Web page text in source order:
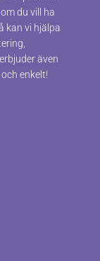
du vill ha
kan vi hjälpa
även
enkelt!